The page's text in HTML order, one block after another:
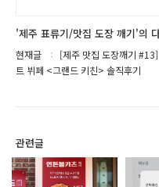
'제주 표류기/맛집 도장 깨기'의
현재글
[제주 맛집 도장깨기
트 뷔페 <그랜드 키친> 솔직후기
관련글